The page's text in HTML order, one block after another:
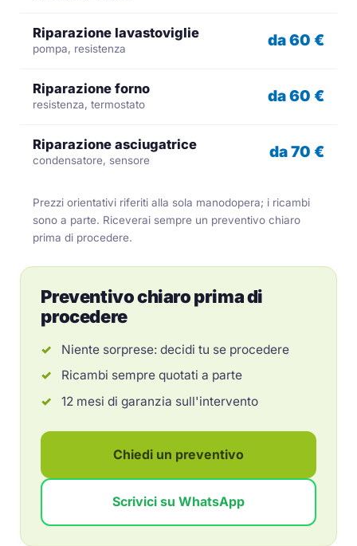
Riparazione lavastoviglie
pompa, resistenza da 60 €
Riparazione forno
resistenza, termostato da 60 €
Riparazione asciugatrice
condensatore, sensore da 70 €
Prezzi orientativi riferiti alla sola manodopera; i ricambi
sono a parte. Riceverai sempre un preventivo chiaro
prima di procedere.
Preventivo chiaro prima di
procedere
Niente sorprese: decidi tu se procedere
Ricambi sempre quotati a parte
12 mesi di garanzia sull'intervento
Chiedi un preventivo
Scrivici su WhatsApp